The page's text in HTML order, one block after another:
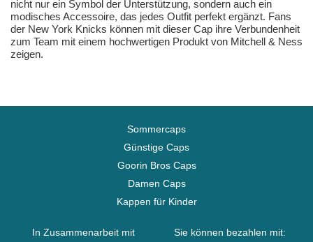
nicht nur ein Symbol der Unterstützung, sondern auch ein
modisches Accessoire, das jedes Outfit perfekt ergänzt. Fans
der New York Knicks können mit dieser Cap ihre Verbundenheit
zum Team mit einem hochwertigen Produkt von Mitchell & Ness
zeigen.
Sommercaps
Günstige Caps
Goorin Bros Caps
Damen Caps
Kappen für Kinder
In Zusammenarbeit mit
Sie können bezahlen mit: